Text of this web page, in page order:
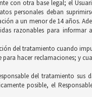
con otra base legal; el
personales deban
a un menor de 14 años.
razonables para informar
del tratamiento cuando
hacer reclamaciones; y
del tratamiento sus
posible, el